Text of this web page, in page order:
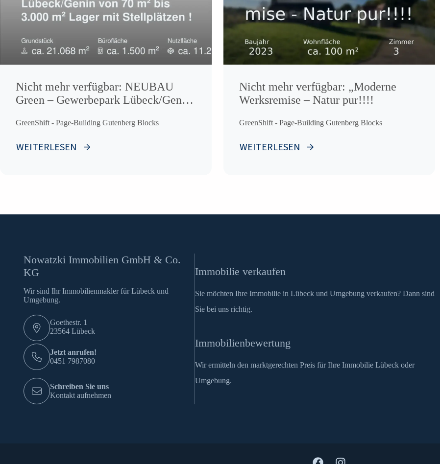
Nicht mehr verfügbar: NEUBAU
Green – Gewerbepark Lübeck/Genin
Stellplätzen !
GreenShift - Page-Building Gutenberg Blocks
WEITERLESEN
Nicht mehr verfügbar: „Moderne
Werksremise – Natur pur!!!!
GreenShift - Page-Building Gutenberg Blocks
WEITERLESEN
Nowatzki Immobilien GmbH & Co.
KG
Wir sind Ihr Immobilienmakler für Lübeck und
Umgebung.
Goethestr. 1
23564 Lübeck
Jetzt anrufen!
0451 7987080
Schreiben Sie uns
Kontakt aufnehmen
Immobilie verkaufen
Sie möchten Ihre Immobilie in Lübeck und Umgebung verkaufen? Dann sind
Sie bei uns richtig.
Immobilienbewertung
Wir ermitteln den marktgerechten Preis für Ihre Immobilie Lübeck oder
Umgebung.